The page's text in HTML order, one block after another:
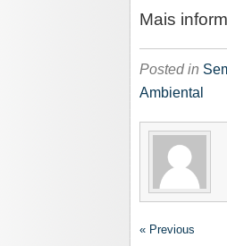
Mais
Posted in
Ambiental
« Previous